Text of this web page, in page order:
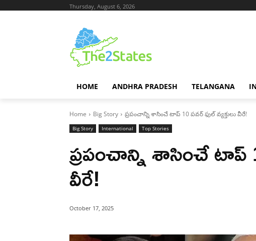
Thursday, August 6, 2026
HOME ANDHRA PRADESH TELANGANA
Home Big Story ప్రపంచాన్ని శాసించే టాప్ 10 పవర్ ఫుల్ వ్యక్తులు వీరే!
Big Story International Top Stories
ప్రపంచాన్ని శాసించే టాప్
వీరే!
October 17, 2025